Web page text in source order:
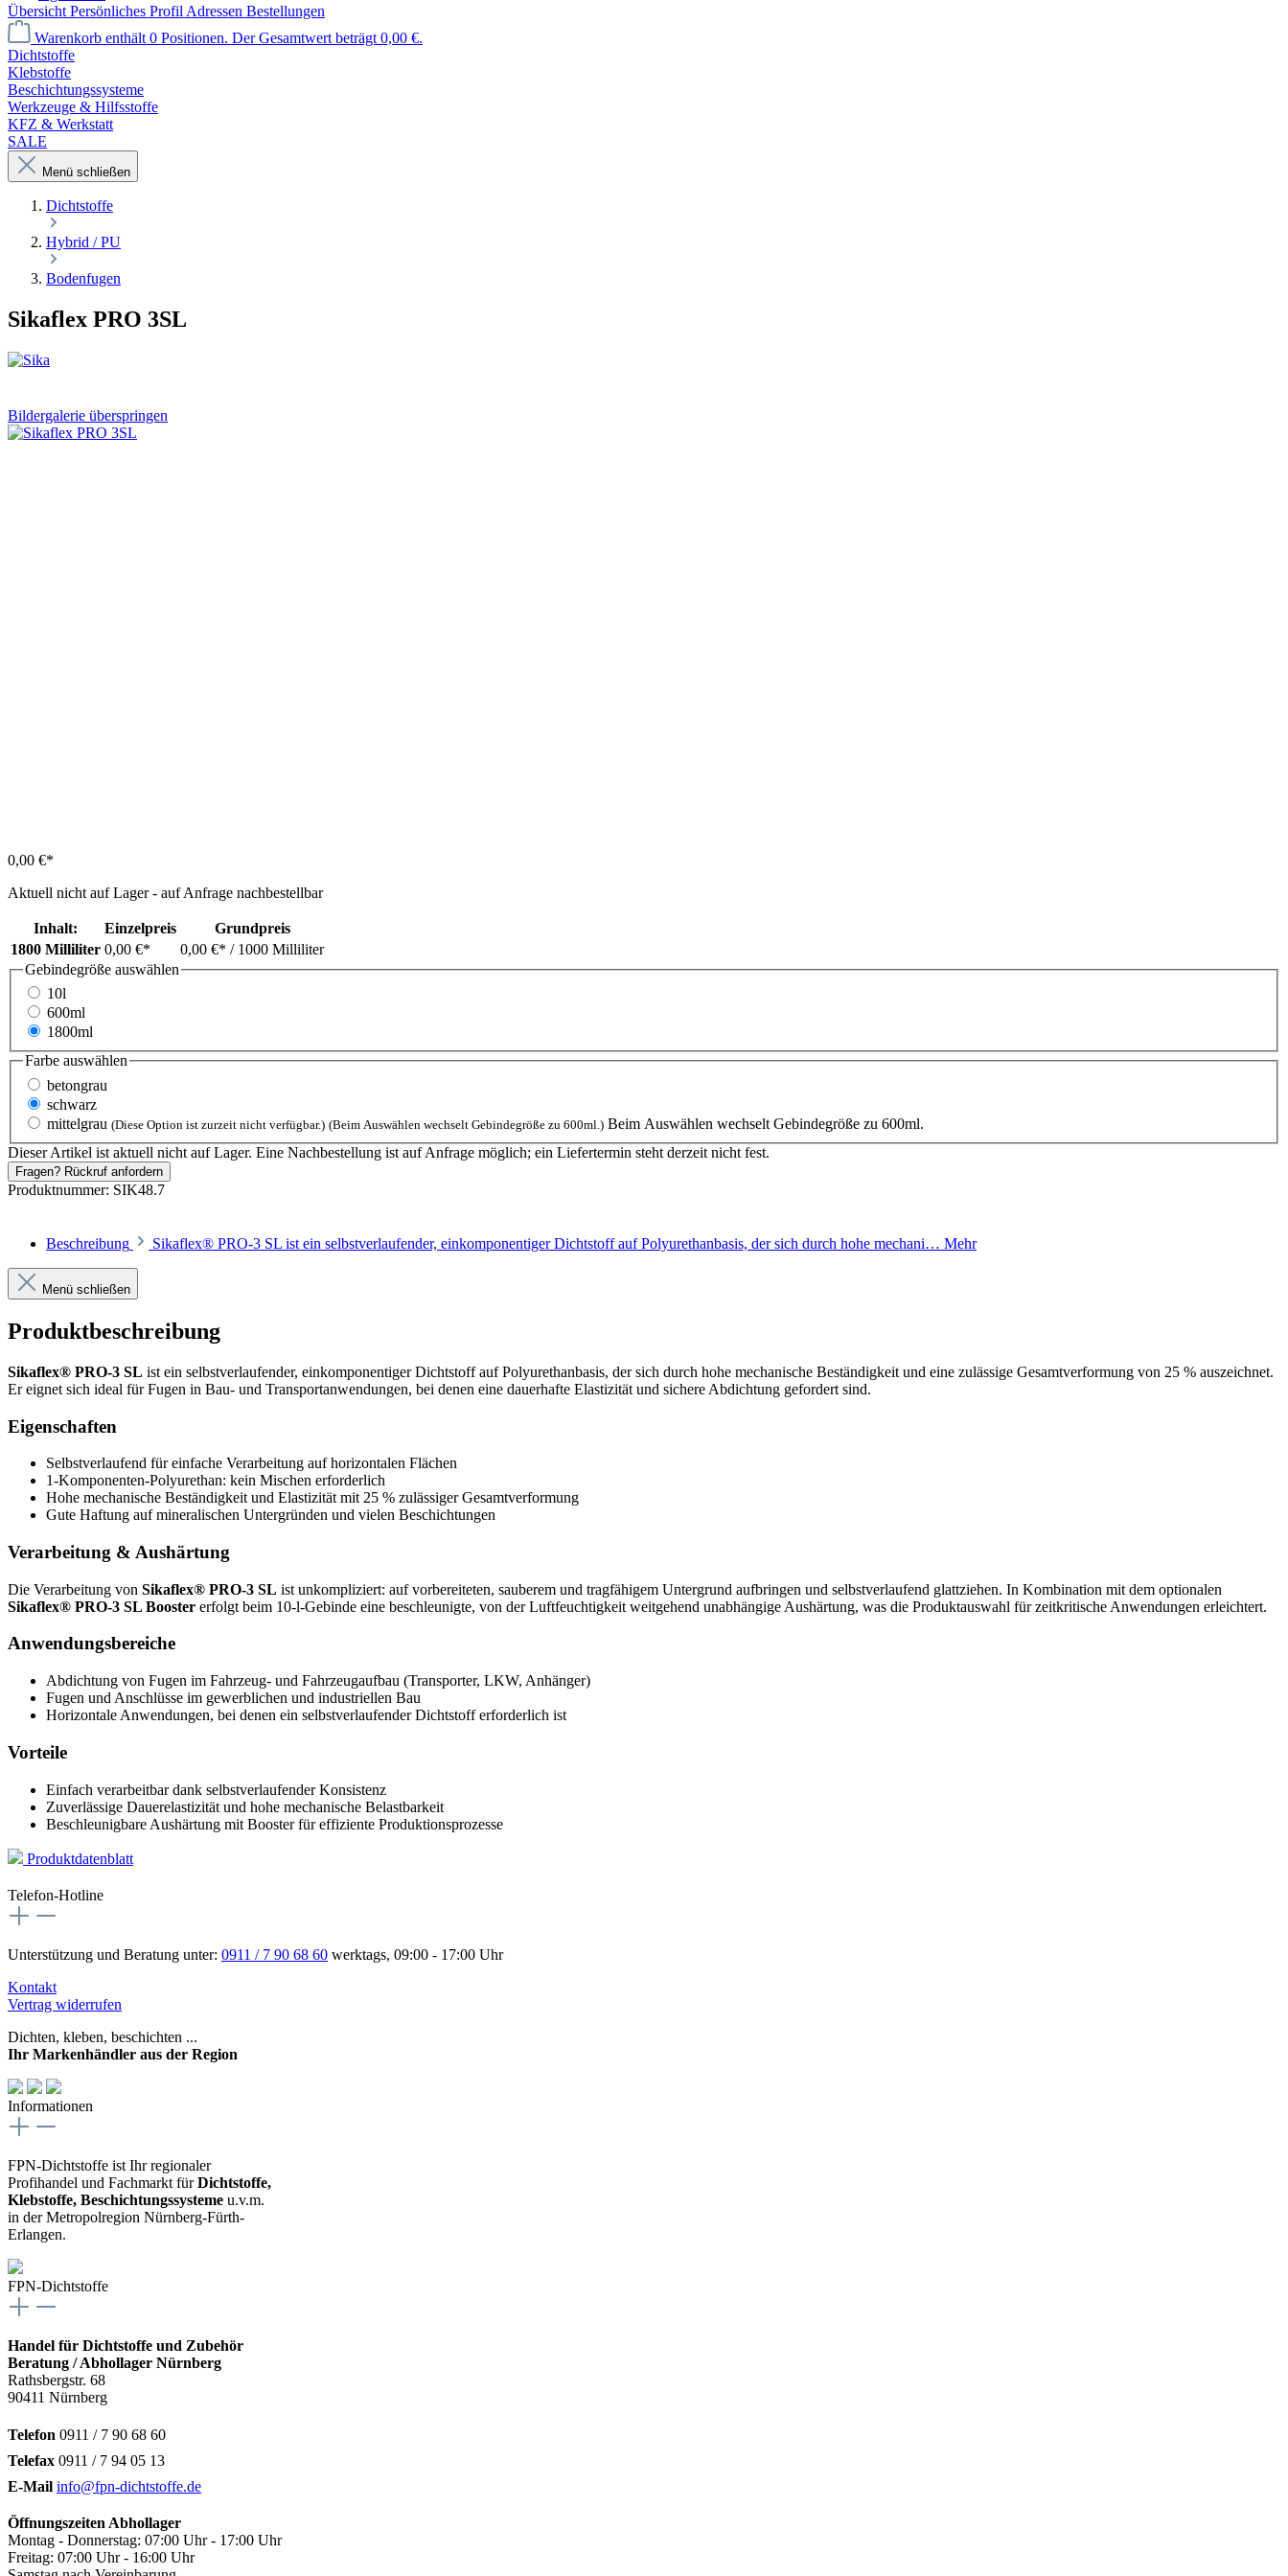
Übersicht Persönliches Profil Adressen Bestellungen
Warenkorb enthält 0 Positionen. Der Gesamtwert beträgt 0,00 €.
Dichtstoffe
Klebstoffe
Beschichtungssysteme
Werkzeuge & Hilfsstoffe
KFZ & Werkstatt
SALE
Menü schließen
Dichtstoffe
Hybrid / PU
Bodenfugen
Sikaflex PRO 3SL
Bildergalerie überspringen
0,00 €*
Aktuell nicht auf Lager - auf Anfrage nachbestellbar
Inhalt: Einzelpreis
Grundpreis
1800 Milliliter 0,00 €* 0,00 €* / 1000 Milliliter
Gebindegröße auswählen
10l
600ml
1800ml
Farbe auswählen
betongrau
schwarz
mittelgrau (Diese Option ist zurzeit nicht verfügbar.) (Beim Auswählen wechselt Gebindegröße zu 600ml.) Beim Auswählen wechselt Gebindegröße zu 600ml.
Dieser Artikel ist aktuell nicht auf Lager. Eine Nachbestellung ist auf Anfrage möglich; ein Liefertermin steht derzeit nicht fest.
Fragen? Rückruf anfordern
Produktnummer: SIK48.7
Beschreibung Sikaflex® PRO-3 SL ist ein selbstverlaufender, einkomponentiger Dichtstoff auf Polyurethanbasis, der sich durch hohe mechani… Mehr
Menü schließen
Produktbeschreibung
Sikaflex® PRO-3 SL ist ein selbstverlaufender, einkomponentiger Dichtstoff auf Polyurethanbasis, der sich durch hohe mechanische Beständigkeit und eine zulässige Gesamtverformung von 25 % auszeichnet.
Er eignet sich ideal für Fugen in Bau- und Transportanwendungen, bei denen eine dauerhafte Elastizität und sichere Abdichtung gefordert sind.
Eigenschaften
Selbstverlaufend für einfache Verarbeitung auf horizontalen Flächen
1-Komponenten-Polyurethan: kein Mischen erforderlich
Hohe mechanische Beständigkeit und Elastizität mit 25 % zulässiger Gesamtverformung
Gute Haftung auf mineralischen Untergründen und vielen Beschichtungen
Verarbeitung & Aushärtung
Die Verarbeitung von Sikaflex® PRO-3 SL ist unkompliziert: auf vorbereiteten, sauberem und tragfähigem Untergrund aufbringen und selbstverlaufend glattziehen. In Kombination mit dem optionalen
Sikaflex® PRO-3 SL Booster erfolgt beim 10‑l‑Gebinde eine beschleunigte, von der Luftfeuchtigkeit weitgehend unabhängige Aushärtung, was die Produktauswahl für zeitkritische Anwendungen erleichtert.
Anwendungsbereiche
Abdichtung von Fugen im Fahrzeug- und Fahrzeugaufbau (Transporter, LKW, Anhänger)
Fugen und Anschlüsse im gewerblichen und industriellen Bau
Horizontale Anwendungen, bei denen ein selbstverlaufender Dichtstoff erforderlich ist
Vorteile
Einfach verarbeitbar dank selbstverlaufender Konsistenz
Zuverlässige Dauerelastizität und hohe mechanische Belastbarkeit
Beschleunigbare Aushärtung mit Booster für effiziente Produktionsprozesse
Produktdatenblatt
Telefon-Hotline
Unterstützung und Beratung unter: 0911 / 7 90 68 60 werktags, 09:00 - 17:00 Uhr
Kontakt
Vertrag widerrufen
Dichten, kleben, beschichten ...
Ihr Markenhändler aus der Region
Informationen
FPN-Dichtstoffe ist Ihr regionaler
Profihandel und Fachmarkt fürDichtstoffe,
Klebstoffe, Beschichtungssysteme u.v.m.
in der Metropolregion Nürnberg-Fürth-
Erlangen.
FPN-Dichtstoffe
Handel für Dichtstoffe und Zubehör
Beratung / Abhollager Nürnberg
Rathsbergstr. 68
90411 Nürnberg
Telefon 0911 / 7 90 68 60
Telefax 0911 / 7 94 05 13
E-Mail info@fpn-dichtstoffe.de
Öffnungszeiten Abhollager
Montag - Donnerstag: 07:00 Uhr - 17:00 Uhr
Freitag: 07:00 Uhr - 16:00 Uhr